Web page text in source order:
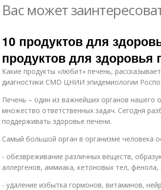
Вас может
10 продуктов для
продуктов для здоровья
Какие продукты «любит» печень,
диагностики CMD ЦНИИ эпидемиологии
Печень – один из важнейших органов нашего
множество ответственных задач. Сегодня
поддерживать здоровье печени.
Самый большой орган в организме человека
- обезвреживание различных веществ,
аллергенов, аммиака, кетоновых тел, фенола,
- удаление избытка гормонов, витаминов,